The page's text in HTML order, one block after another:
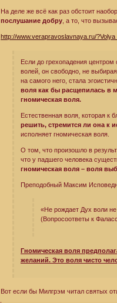
На деле же всё как раз обстоит
послушание добру, а то, что
http://www.verapravoslavnaya.ru/
Если до грехопадения
волей, он свободно, не
на самого него, стала
воля как бы расщепилась в
гномическая воля.
Естественная воля, которая к
решить, стремится ли она к
исполняет гномическая воля.
О том, что произошло в
что у падшего человека
гномическая воля – воля
Преподобный Максим
«Не рождает Дух воли
(Вопросоответы к
Гномическая воля
желаний. Это воля чисто
Вот если бы Милгрэм читал святых